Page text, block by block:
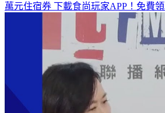
萬元住宿券 下載食尚玩家APP！免費